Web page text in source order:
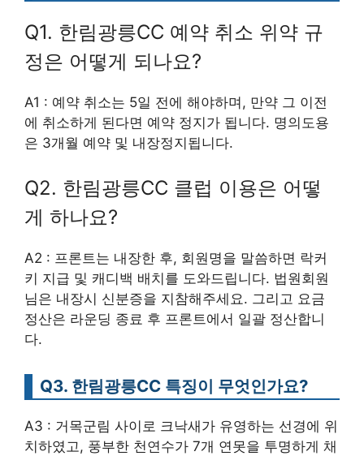
Q1. 한림광릉CC 예약 취소 위약 규
정은 어떻게 되나요?
A1 : 예약 취소는 5일 전에 해야하며, 만약 그 이전
에 취소하게 된다면 예약 정지가 됩니다. 명의도용
은 3개월 예약 및 내장정지됩니다.
Q2. 한림광릉CC 클럽 이용은 어떻
게 하나요?
A2 : 프론트는 내장한 후, 회원명을 말씀하면 락커
키 지급 및 캐디백 배치를 도와드립니다. 법원회원
님은 내장시 신분증을 지참해주세요. 그리고 요금
정산은 라운딩 종료 후 프론트에서 일괄 정산합니
다.
Q3. 한림광릉CC 특징이 무엇인가요?
A3 : 거목군림 사이로 크낙새가 유영하는 선경에 위
치하였고, 풍부한 천연수가 7개 연못을 투명하게 채